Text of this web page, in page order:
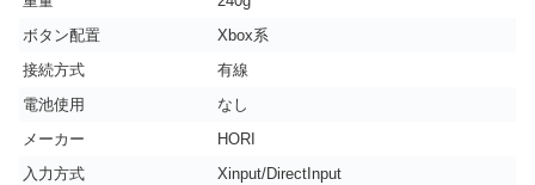
ボタン配置
Xbox系
接続方式
有線
電池使用
なし
メーカー
HORI
入力方式
Xinput/DirectInput